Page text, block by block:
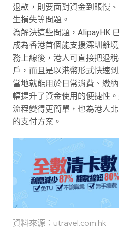
退款，則要面對資金到賬慢
生損失等問題。
為解決這些問題，AlipayHK
成為香港首個能支援深圳離
務上線後，港人可直接把退
戶，而且是以港幣形式快速
當地就能用於日常消費、繳
幅提升了資金使用的便捷性
流程變得更簡單，也為港人
的支付方案。
資料來源：utravel.com.hk